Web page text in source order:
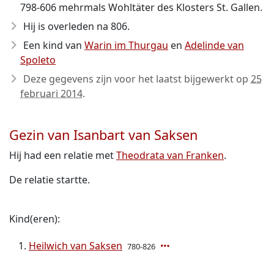
798-606 mehrmals Wohltäter des Klosters St. Gallen.
Hij is overleden na 806.
Een kind van Warin im Thurgau en Adelinde van
Spoleto
Deze gegevens zijn voor het laatst bijgewerkt op 25
februari 2014.
Gezin van Isanbart van Saksen
Hij had een relatie metTheodrata van Franken.
De relatie startte.
Kind(eren):
Heilwich van Saksen 780-826